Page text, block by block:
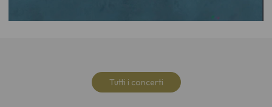
Tutti i concerti